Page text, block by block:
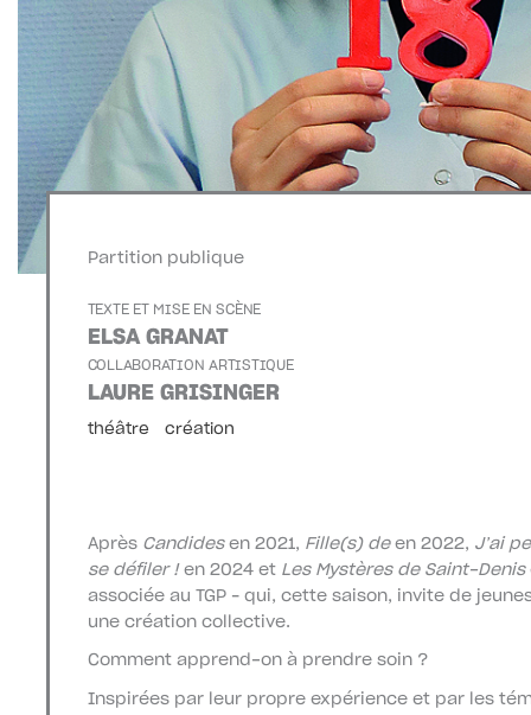
Partition publique
TEXTE ET MISE EN SCÈNE
ELSA GRANAT
COLLABORATION ARTISTIQUE
LAURE GRISINGER
théâtre création
Après Candidesen 2021, Fille(s) deen 2022, J’ai
se défiler ! en 2024 et Les Mystères de Saint-Denis
associée au TGP – qui, cette saison, invite de
une création collective.
Comment apprend-on à prendre soin ?
Inspirées par leur propre expérience et par les